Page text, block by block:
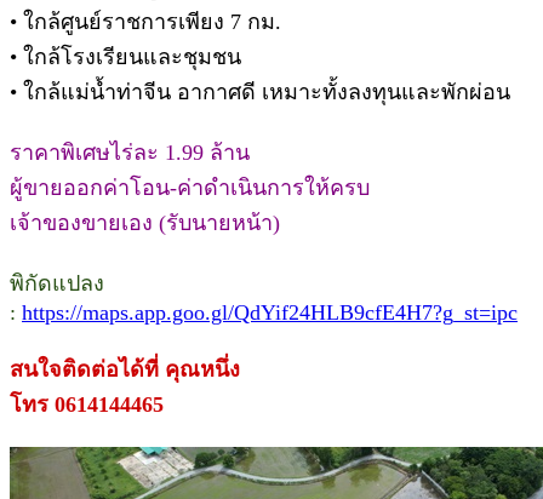
• ใกล้ศูนย์ราชการเพียง 7 กม.
• ใกล้โรงเรียนและชุมชน
• ใกล้แม่น้ำท่าจีน อากาศดี เหมาะทั้งลงทุนและพักผ่อน
ราคาพิเศษไร่ละ 1.99 ล้าน
ผู้ขายออกค่าโอน-ค่าดำเนินการให้ครบ
เจ้าของขายเอง (รับนายหน้า)
พิกัดแปลง
: https://maps.app.goo.gl/QdYif24HLB9cfE4H7?g_st=ipc
สนใจติดต่อได้ที่ คุณหนึ่ง
โทร 0614144465